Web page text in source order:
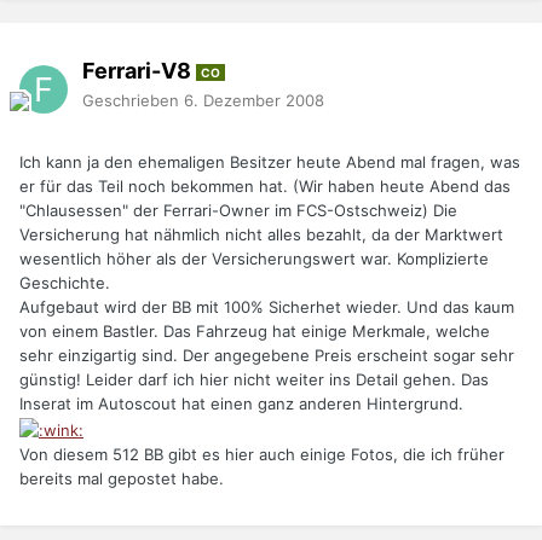
Ferrari-V8 CO
Geschrieben 6. Dezember 2008
Ich kann ja den ehemaligen Besitzer heute Abend mal fragen, was
er für das Teil noch bekommen hat. (Wir haben heute Abend das
"Chlausessen" der Ferrari-Owner im FCS-Ostschweiz) Die
Versicherung hat nähmlich nicht alles bezahlt, da der Marktwert
wesentlich höher als der Versicherungswert war. Komplizierte
Geschichte.
Aufgebaut wird der BB mit 100% Sicherhet wieder. Und das kaum
von einem Bastler. Das Fahrzeug hat einige Merkmale, welche
sehr einzigartig sind. Der angegebene Preis erscheint sogar sehr
günstig! Leider darf ich hier nicht weiter ins Detail gehen. Das
Inserat im Autoscout hat einen ganz anderen Hintergrund.
Von diesem 512 BB gibt es hier auch einige Fotos, die ich früher
bereits mal gepostet habe.